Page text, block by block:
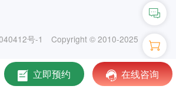
号-1 Copyright © 2010-2025
立即预约 在线咨询